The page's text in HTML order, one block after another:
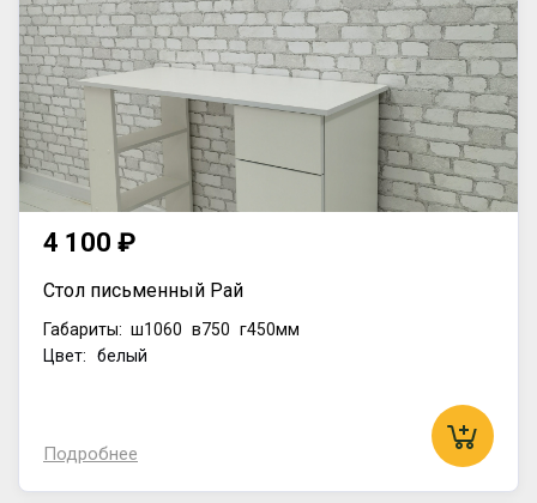
4 100 ₽
Стол письменный Рай
Габариты: ш1060 в750 г450мм
Цвет: белый
Подробнее